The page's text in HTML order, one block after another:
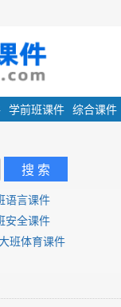
学前班课件
综合课件
语言课件
安全课件
班体育课件